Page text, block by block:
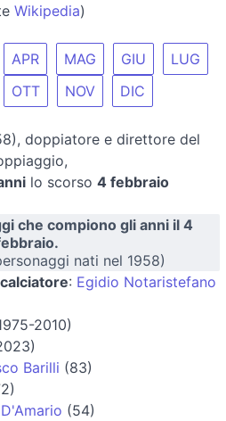
Wikipedia)
APR MAG GIU
LUG
OTT NOV DIC
doppiatore e direttore del
lo scorso 4 febbraio
che compiono gli anni il 4
nati nel 1958)
: Egidio Notaristefano
2010)
Barilli (83)
(54)